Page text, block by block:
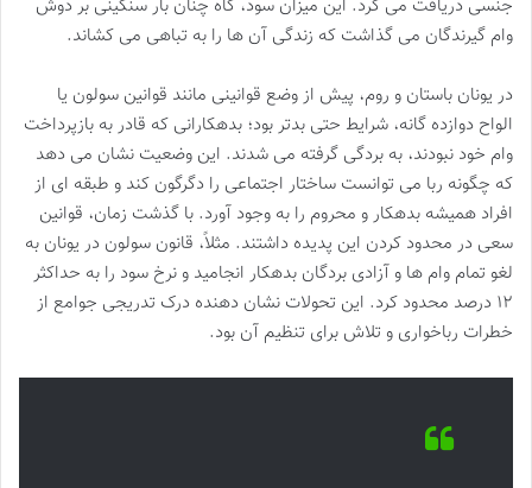
جنسی دریافت می کرد. این میزان سود، گاه چنان بار سنگینی بر دوش
وام گیرندگان می گذاشت که زندگی آن ها را به تباهی می کشاند.
در یونان باستان و روم، پیش از وضع قوانینی مانند قوانین سولون یا
الواح دوازده گانه، شرایط حتی بدتر بود؛ بدهکارانی که قادر به بازپرداخت
وام خود نبودند، به بردگی گرفته می شدند. این وضعیت نشان می دهد
که چگونه ربا می توانست ساختار اجتماعی را دگرگون کند و طبقه ای از
افراد همیشه بدهکار و محروم را به وجود آورد. با گذشت زمان، قوانین
سعی در محدود کردن این پدیده داشتند. مثلاً، قانون سولون در یونان به
لغو تمام وام ها و آزادی بردگان بدهکار انجامید و نرخ سود را به حداکثر
۱۲ درصد محدود کرد. این تحولات نشان دهنده درک تدریجی جوامع از
خطرات رباخواری و تلاش برای تنظیم آن بود.